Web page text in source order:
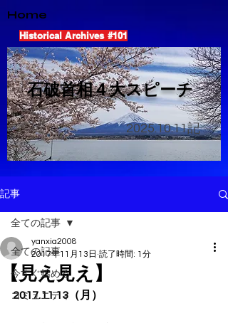
Home
Historical Archives #101
​石破首相４大スピーチ
2025.10.11記
記事
全ての記事
今すぐ始める
コミュニティ
全ての記事
【見え見え】
yanxia2008
2017年11月13日 読了時間: 1分
2017.11.13（月）